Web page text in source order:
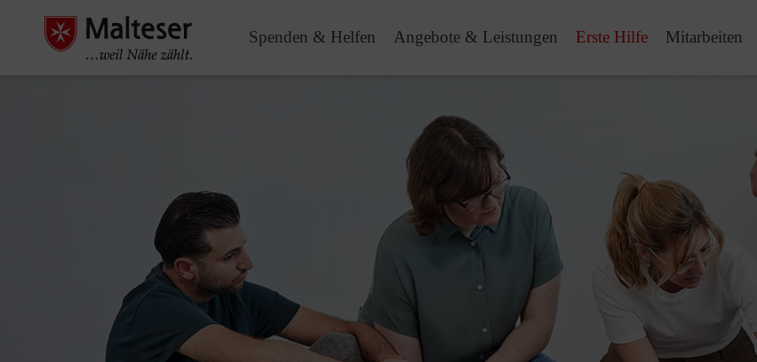
Spenden & Helfen Angebote & Leistungen Erste Hilfe Mitarbeiten